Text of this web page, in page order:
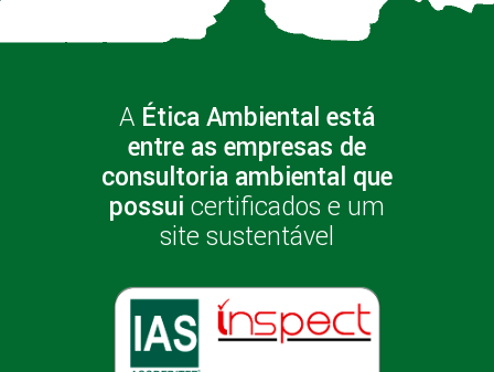
A Ética Ambiental está
entre as empresas de
consultoria ambiental que
possui certificados e um
site sustentável